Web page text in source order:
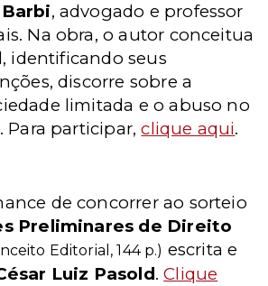
, advogado e professor
Na obra, o autor conceitua
identificando seus
discorre sobre a
limitada e o abuso no
Para participar,clique aqui.
de concorrer ao sorteio
Preliminares de Direito
Editorial, 144 p.) escrita e
Luiz Pasold.Clique